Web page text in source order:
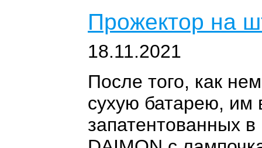
Прожектор на
18.11.2021
После того, как
сухую батарею, им
запатентованных